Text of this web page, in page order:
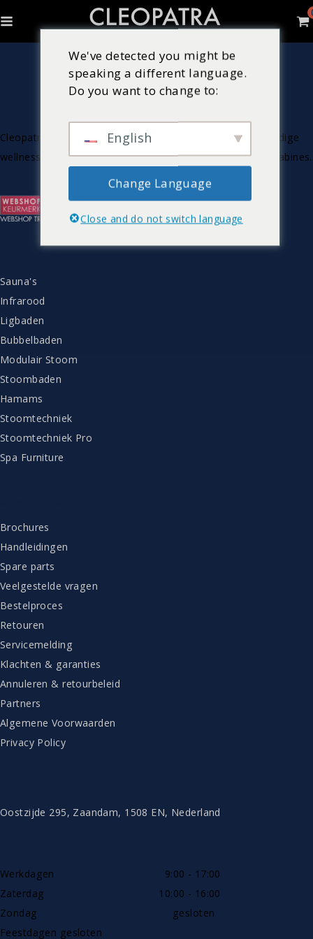
Cleopatra is Nederlandse producent van luxe & hoogwaardige
wellnessproducten zoals bubbelbaden, sauna’s en stoomcabines.
Sauna's
Infrarood
Ligbaden
Bubbelbaden
Modulair Stoom
Stoombaden
Hamams
Stoomtechniek
Stoomtechniek Pro
Spa Furniture
Brochures
Handleidingen
Spare parts
Veelgestelde vragen
Bestelproces
Retouren
Servicemelding
Klachten & garanties
Annuleren & retourbeleid
Partners
Algemene Voorwaarden
Privacy Policy
Oostzijde 295, Zaandam, 1508 EN, Nederland
Werkdagen
9:00 - 17:00
Zaterdag
10:00 - 16:00
Zondag
gesloten
Feestdagen gesloten
We've detected you might be
speaking a different language.
Do you want to change to:
English
Change Language
Close and do not switch language